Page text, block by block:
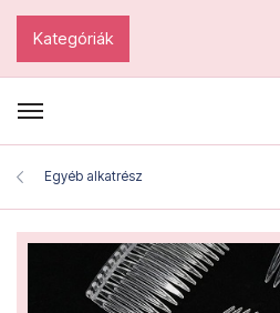
Kategóriák
Egyéb alkatrész